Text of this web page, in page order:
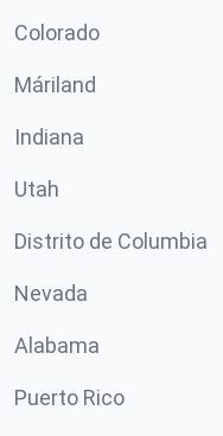
Colorado
Máriland
Indiana
Utah
Distrito de Columbia
Nevada
Alabama
Puerto Rico